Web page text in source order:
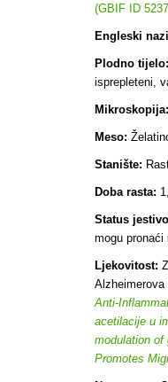
(GBIF ID
Engleski
Plodno tijelo:
isprepleteni,
Mikroskopija:
Meso:
Stanište:
Doba rasta:
Status
mogu pronaći
Ljekovitost:
Alzheimerova
Anti-
acetilacije u
modulation of
Promotes